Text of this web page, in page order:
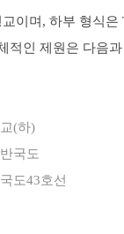
이며, 하부 형식은
적인 제원은 다음
(하)
국도
도43호선